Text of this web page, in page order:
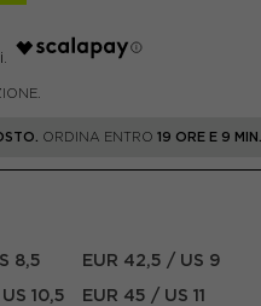
ORDINA ENTRO 19 ORE E 9 MIN.
8,5 EUR 42,5 / US 9
10,5 EUR 45 / US 11